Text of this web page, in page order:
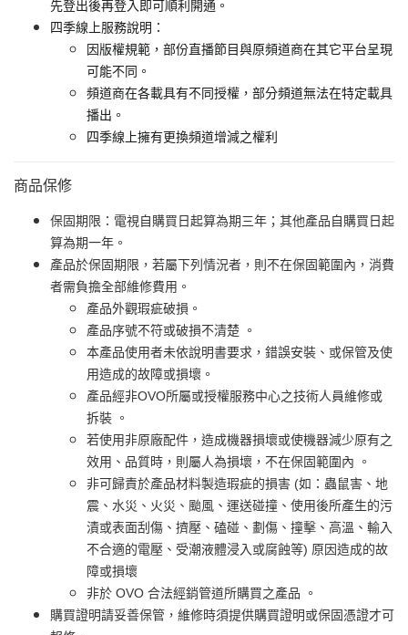
先登出後再登入即可順利開通。
四季線上服務說明：
因版權規範，部份直播節目與原頻道商在其它平台呈現
可能不同。
頻道商在各載具有不同授權，部分頻道無法在特定載具
播出。
四季線上擁有更換頻道增減之權利
商品保修
保固期限：電視自購買日起算為期三年；其他產品自購買日起
算為期一年。
產品於保固期限，若屬下列情況者，則不在保固範圍內，消費
者需負擔全部維修費用。
產品外觀瑕疵破損。
產品序號不符或破損不清楚 。
本產品使用者未依說明書要求，錯誤安裝、或保管及使
用造成的故障或損壞。
產品經非OVO所屬或授權服務中心之技術人員維修或
拆裝 。
若使用非原廠配件，造成機器損壞或使機器減少原有之
效用、品質時，則屬人為損壞，不在保固範圍內 。
非可歸責於產品材料製造瑕疵的損害 (如：蟲鼠害、地
震、水災、火災、颱風、運送碰撞、使用後所產生的污
漬或表面刮傷、擠壓、磕碰、劃傷、撞擊、高溫、輸入
不合適的電壓、受潮液體浸入或腐蝕等) 原因造成的故
障或損壞
非於 OVO 合法經銷管道所購買之產品 。
購買證明請妥善保管，維修時須提供購買證明或保固憑證才可